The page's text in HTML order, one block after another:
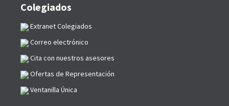
Colegiados
Extranet Colegiados
Correo electrónico
Cita con nuestros asesores
Ofertas de Representación
Ventanilla Única